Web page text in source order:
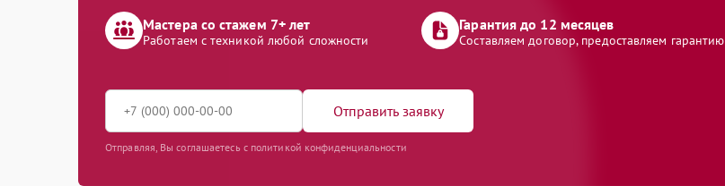
Мастера со стажем 7+ лет
Работаем с техникой любой сложности
Гарантия до 12 месяцев
Составляем договор, предоставляем гарантию
Отправить заявку
Отправляя, Вы соглашаетесь с политикой конфиденциальности